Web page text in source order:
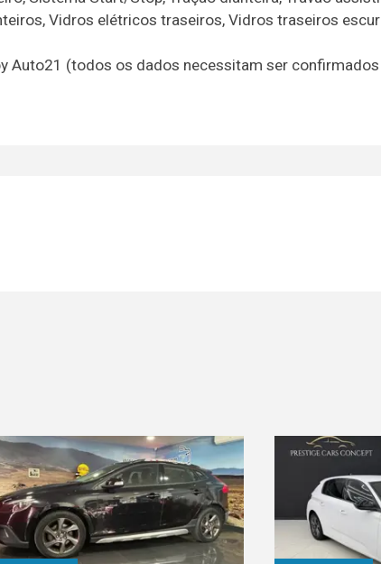
Vidros elétricos traseiros, Vidros traseiros
Auto21 (todos os dados necessitam ser